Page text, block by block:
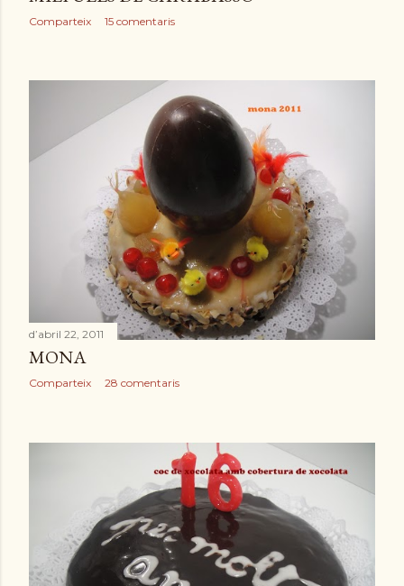
Comparteix 15 comentaris
d’abril 22, 2011
MONA
Comparteix 28 comentaris